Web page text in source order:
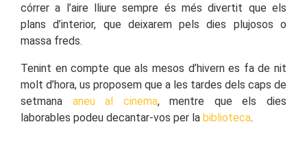
córrer a l’aire lliure sempre és més divertit que els
plans d’interior, que deixarem pels dies plujosos o
massa freds.
Tenint en compte que als mesos d’hivern es fa de nit
molt d’hora, us proposem que a les tardes dels caps de
setmana aneu al cinema, mentre que els dies
laborables podeu decantar-vos per la biblioteca.